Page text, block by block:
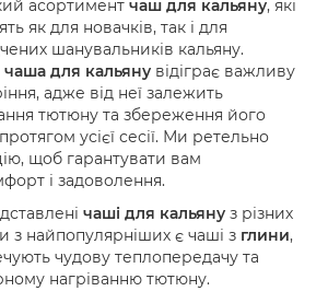
асортимент чаш для кальяну, які
як для новачків, так і для
шанувальників кальяну.
чаша для кальяну відіграє важливу
адже від неї залежить
тютюну та збереження його
усієї сесії. Ми ретельно
щоб гарантувати вам
і задоволення.
чаші для кальяну з різних
з найпопулярніших є чаші з глини,
чудову теплопередачу та
нагріванню тютюну.